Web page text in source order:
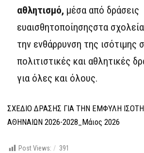
αθλητισμό, μέσα από δράσεις
ευαισθητοποίησηςστα
την ενθάρρυνση της ισότιμης
πολιτιστικές και αθλητικές
για όλες και όλους.
ΣΧΕΔΙΟ ΔΡΑΣΗΣ ΓΙΑ ΤΗΝ ΕΜΦΥΛΗ
ΑΘΗΝΑΙΩΝ 2026-2028_Μάιος 2026
Post Views: 391